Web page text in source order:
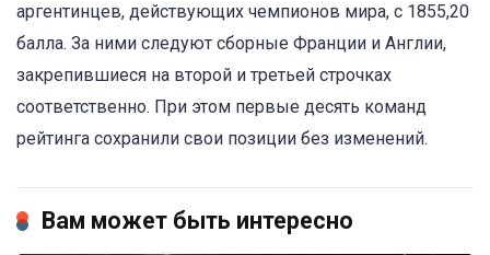
аргентинцев, действующих чемпионов мира, с 1855,20
балла. За ними следуют сборные Франции и Англии,
закрепившиеся на второй и третьей строчках
соответственно. При этом первые десять команд
рейтинга сохранили свои позиции без изменений.
Вам может быть интересно